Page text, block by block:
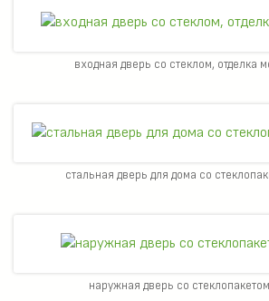
входная дверь со стеклом, отделка
стальная дверь для дома со
наружная дверь со